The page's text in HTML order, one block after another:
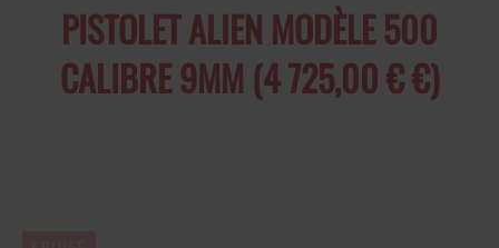
PISTOLET ALIEN MODÈLE 500
CALIBRE 9MM (4 725,00 € €)